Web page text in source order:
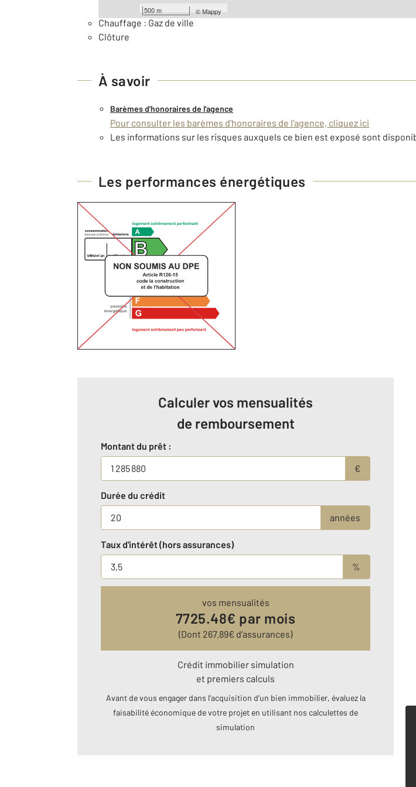
500 m ©Mappy
Chauffage : Gaz de ville
Clôture
À savoir
Barèmes d'honoraires de l'agence
Pour consulter les barèmes d'honoraires de l'agence, cliquez ici
Les informations sur les risques auxquels ce bien est exposé sont
Les performances énergétiques
Calculer vos mensualités
de remboursement
Montant du prêt :
€
Durée du crédit
années
Taux d'intérêt (hors assurances)
%
vos mensualités
7725.48€ par mois
(Dont 267.89€ d’assurances)
Crédit immobilier simulation
et premiers calculs
Avant de vous engager dans l’acquisition d’un bien immobilier, évaluez la
faisabilité économique de votre projet en utilisant nos calculettes de
simulation